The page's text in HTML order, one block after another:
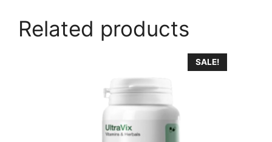
Related products
SALE!